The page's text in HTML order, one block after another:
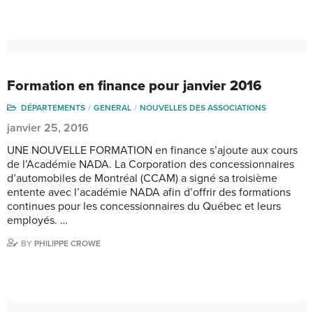
Formation en finance pour janvier 2016
DÉPARTEMENTS GENERAL NOUVELLES DES ASSOCIATIONS
janvier 25, 2016
UNE NOUVELLE FORMATION en finance s’ajoute aux cours
de l’Académie NADA. La Corporation des concessionnaires
d’automobiles de Montréal (CCAM) a signé sa troisième
entente avec l’académie NADA afin d’offrir des formations
continues pour les concessionnaires du Québec et leurs
employés. …
BY PHILIPPE CROWE